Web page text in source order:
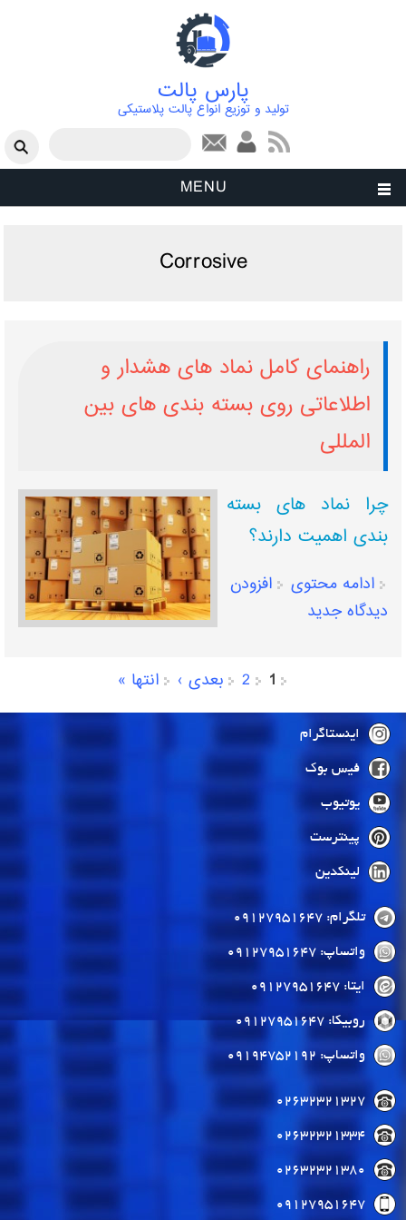
پارس پالت
تولید و توزیع انواع پالت پلاستیکی
فرم جستجو
MENU
Corrosive
راهنمای کامل نماد های هشدار و
اطلاعاتی روی بسته ‌بندی‌ های بین‌
المللی
چرا نماد های بسته‌
بندی اهمیت دارند؟
ادامه محتوی
افزودن
دیدگاه جدید
صفحه‌ها
1
2 بعدی › انتها »
اینستاگرام
فیس بوک
یوتیوب
پینترست
لینکدین
تلگرام: 09127951647
واتساپ: 09127951647
ایتا: 09127951647
روبیکا: 09127951647
واتساپ: 09194752192
02632321327
02632321334
02632321380
09127951647